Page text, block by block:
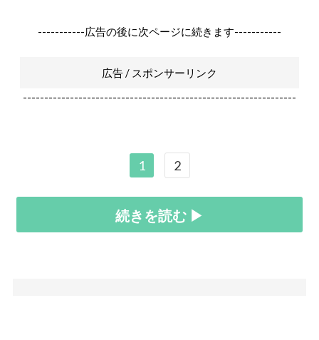
-----------広告の後に次ページに続きます-----------
広告 / スポンサーリンク
----------------------------------------------------------------
1 2
続きを読む ▶